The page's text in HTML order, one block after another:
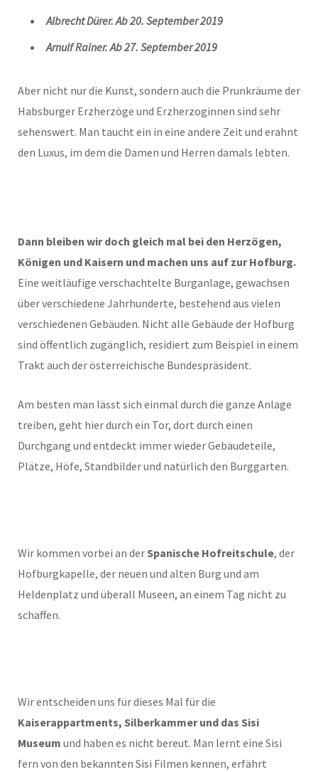
Albrecht Dürer. Ab 20. September 2019
Arnulf Rainer. Ab 27. September 2019
Aber nicht nur die Kunst, sondern auch die Prunkräume der
Habsburger Erzherzöge und Erzherzoginnen sind sehr
sehenswert. Man taucht ein in eine andere Zeit und erahnt
den Luxus, im dem die Damen und Herren damals lebten.
Dann bleiben wir doch gleich mal bei den Herzögen,
Königen und Kaisern und machen uns auf zur Hofburg.
Eine weitläufige verschachtelte Burganlage, gewachsen
über verschiedene Jahrhunderte, bestehend aus vielen
verschiedenen Gebäuden. Nicht alle Gebäude der Hofburg
sind öffentlich zugänglich, residiert zum Beispiel in einem
Trakt auch der österreichische Bundespräsident.
Am besten man lässt sich einmal durch die ganze Anlage
treiben, geht hier durch ein Tor, dort durch einen
Durchgang und entdeckt immer wieder Gebäudeteile,
Plätze, Höfe, Standbilder und natürlich den Burggarten.
Wir kommen vorbei an der Spanische Hofreitschule, der
Hofburgkapelle, der neuen und alten Burg und am
Heldenplatz und überall Museen, an einem Tag nicht zu
schaffen.
Wir entscheiden uns für dieses Mal für die
Kaiserappartments, Silberkammer und das Sisi
Museum und haben es nicht bereut. Man lernt eine Sisi
fern von den bekannten Sisi Filmen kennen, erfährt